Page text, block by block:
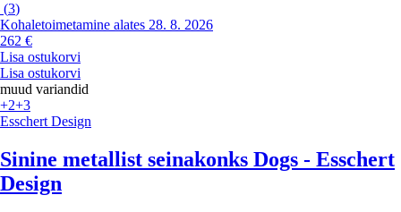
(3)
Kohaletoimetamine alates 28. 8. 2026
262 €
Lisa ostukorvi
Lisa ostukorvi
muud variandid
+2+3
Esschert Design
Sinine metallist seinakonks Dogs - Esschert
Design